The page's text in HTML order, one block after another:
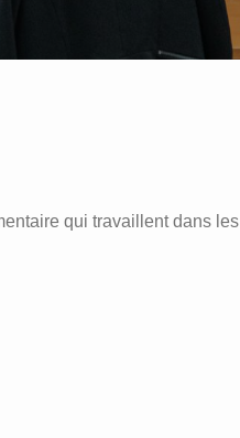
qui travaillent dans les